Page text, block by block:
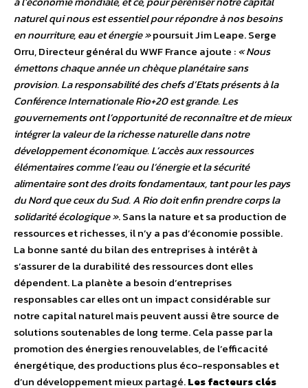
naturel qui nous est essentiel pour répondre à nos besoins
en nourriture, eau et énergie »poursuit Jim Leape. Serge
Orru, Directeur général du WWF France ajoute :« Nous
émettons chaque année un chèque planétaire sans
provision. La responsabilité des chefs d’Etats présents à la
Conférence Internationale Rio+20 est grande. Les
gouvernements ont l’opportunité de reconnaître et de mieux
intégrer la valeur de la richesse naturelle dans notre
développement économique. L’accès aux ressources
élémentaires comme l’eau ou l’énergie et la sécurité
alimentaire sont des droits fondamentaux, tant pour les pays
du Nord que ceux du Sud. A Rio doit enfin prendre corps la
solidarité écologique ». Sans la nature et sa production de
ressources et richesses, il n’y a pas d’économie possible.
La bonne santé du bilan des entreprises à intérêt à
s’assurer de la durabilité des ressources dont elles
dépendent. La planète a besoin d’entreprises
responsables car elles ont un impact considérable sur
notre capital naturel mais peuvent aussi être source de
solutions soutenables de long terme. Cela passe par la
promotion des énergies renouvelables, de l’efficacité
énergétique, des productions plus éco-responsables et
d’un développement mieux partagé.Les facteurs clés